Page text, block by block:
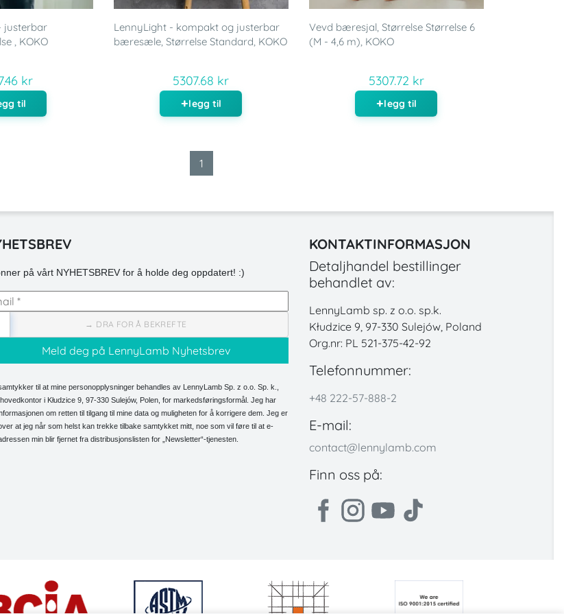
justerbar
, KOKO
kr
til
LennyLight - kompakt og justerbar
bæresæle, Størrelse Standard, KOKO
5307.68 kr
legg til
Vevd bæresjal, Størrelse Størrelse 6
(M - 4,6 m), KOKO
5307.72 kr
legg til
1
på vårt NYHETSBREV for å holde deg oppdatert! :)
→ DRA FOR Å BEKREFTE
til at mine personopplysninger behandles av LennyLamb Sp. z o.o. Sp. k.,
i Kłudzice 9, 97-330 Sulejów, Polen, for markedsføringsformål. Jeg har
om retten til tilgang til mine data og muligheten for å korrigere dem. Jeg er
at jeg når som helst kan trekke tilbake samtykket mitt, noe som vil føre til at e-
min blir fjernet fra distribusjonslisten for „Newsletter“-tjenesten.
KONTAKTINFORMASJON
Detaljhandel bestillinger
behandlet av:
LennyLamb sp. z o.o. sp.k.
Kłudzice 9, 97-330 Sulejów, Poland
Org.nr: PL 521-375-42-92
Telefonnummer:
+48 222-57-888-2
E-mail:
contact@lennylamb.com
Finn oss på: